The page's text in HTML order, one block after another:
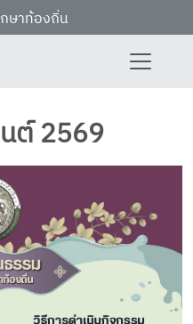
ษาท้องถิ่น
ต์ 2569